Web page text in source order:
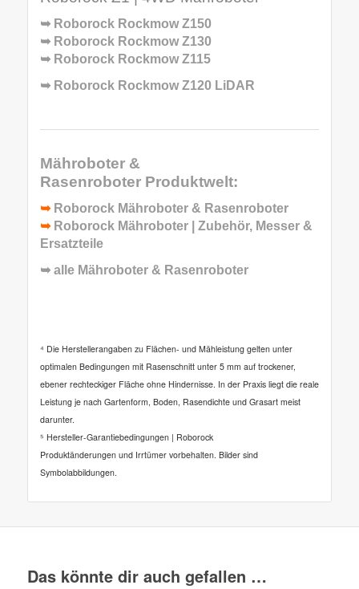
➥ Roborock Rockmow Z150
➥ Roborock Rockmow Z130
➥ Roborock Rockmow Z115
➥ Roborock Rockmow Z120 LiDAR
Mähroboter &
RasenroboterProduktwelt:
➥ Roborock Mähroboter & Rasenroboter
➥ Roborock Mähroboter | Zubehör, Messer &
Ersatzteile
➥ alle Mähroboter & Rasenroboter
⁴ Die Herstellerangaben zu Flächen- und Mähleistung gelten unter
optimalen Bedingungen mit Rasenschnitt unter 5 mm auf trockener,
ebener rechteckiger Fläche ohne Hindernisse. In der Praxis liegt die reale
Leistung je nach Gartenform, Boden, Rasendichte und Grasart meist
darunter.
⁵ Hersteller-Garantiebedingungen | Roborock
Produktänderungen und Irrtümer vorbehalten. Bilder sind
Symbolabbildungen.
Das könnte dir auch gefallen …